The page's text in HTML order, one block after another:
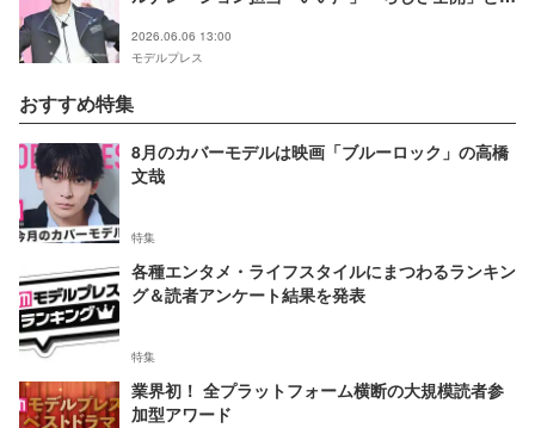
2026.06.06 13:00
モデルプレス
おすすめ特集
8月のカバーモデルは映画「ブルーロック」の高橋
文哉
特集
各種エンタメ・ライフスタイルにまつわるランキン
グ＆読者アンケート結果を発表
特集
業界初！ 全プラットフォーム横断の大規模読者参
加型アワード